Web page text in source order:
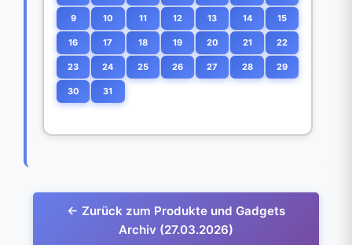
9 10 11 12 13 14 15
16 17 18 19 20 21 22
23 24 25 26 27 28 29
30 31
← Zurück zum Produkte und Gadgets
Archiv (27.03.2026)